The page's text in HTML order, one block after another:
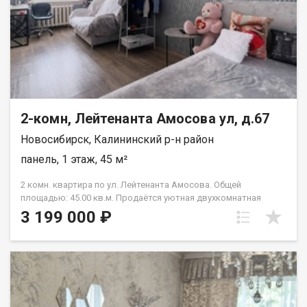
2-комн, Лейтенанта Амосова ул, д.67
Новосибирск, Калининский р-н район
панель, 1 этаж, 45 м²
2 комн. квартира по ул. Лейтенанта Амосова. Общей
площадью: 45.00 кв.м. Продаётся уютная двухкомнатная
квартира в жилом районе Пашино, расположенном в
живописной части Калининского района Новосибирска. Это
проживания вдали от шума центральных улиц и
одновременно имеет доступ ко всем благам современной
инфраструктуры. Преимущества квартиры: - ? Отличная
транспортная доступность: несмотря на удалённость от
центра, добраться до любой точки города не составит труда
3 199 000 ₽